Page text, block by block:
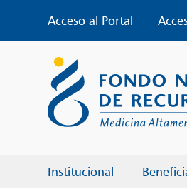
content
Acceso al Portal
Institucional